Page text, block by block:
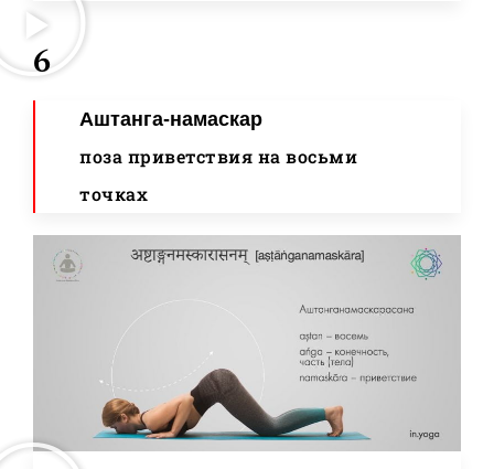
6
Аштанга-намаскар
поза приветствия на восьми
точках